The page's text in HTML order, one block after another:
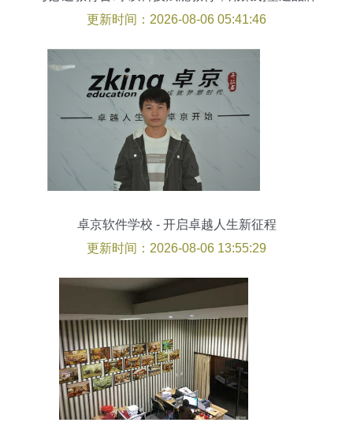
更新时间：2026-08-06 05:41:46
卓京软件学校 - 开启卓越人生新征程
更新时间：2026-08-06 13:55:29